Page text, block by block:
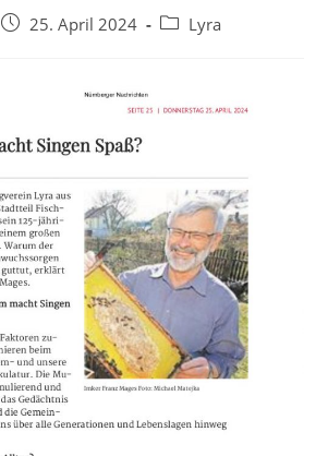
Beitrag25. April 2024
Beitrags-
Lyra